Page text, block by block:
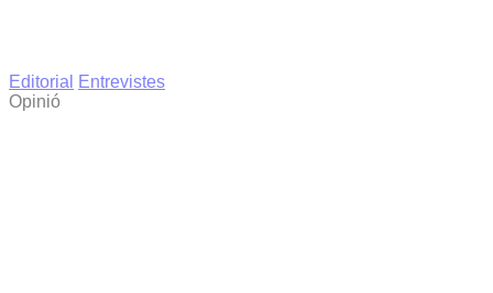
Editorial
Entrevistes
Opinió